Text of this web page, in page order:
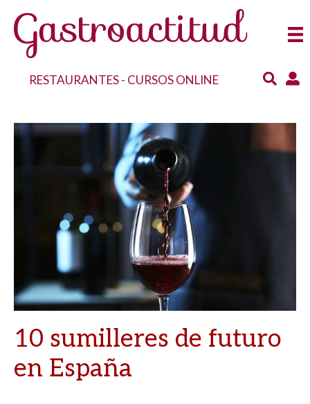
RESTAURANTES- CURSOS ONLINE
10 sumilleres de futuro
en España